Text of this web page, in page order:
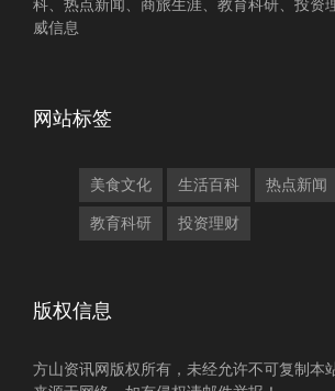
科、热点新闻、商旅生涯、教育科研、投资
威信息
网站标签
美食文化 生活百科 热点新闻
教育科研 投资理财
版权信息
方山资讯网版权所有，未经允许不可复制本